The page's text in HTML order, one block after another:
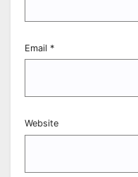
Email *
Website